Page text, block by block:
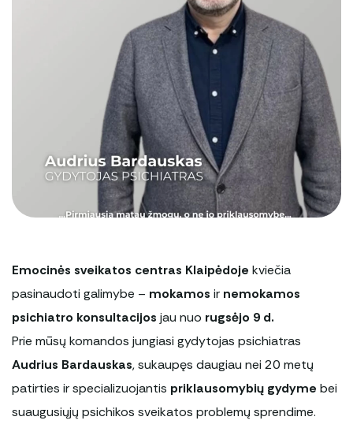
Vilties linija
Paslaugų kokybės vertinimas
Korupcinio pobūdžio apraiškų vertinimo
anketa
Įstaigos rekvizitai
Emocinės sveikatos centras Klaipėdoje kviečia
pasinaudoti galimybe – mokamos ir nemokamos
psichiatro konsultacijos jau nuo rugsėjo 9 d.
Prie mūsų komandos jungiasi gydytojas psichiatras
Audrius Bardauskas, sukaupęs daugiau nei 20 metų
patirties ir specializuojantis priklausomybių gydyme bei
suaugusiųjų psichikos sveikatos problemų sprendime.